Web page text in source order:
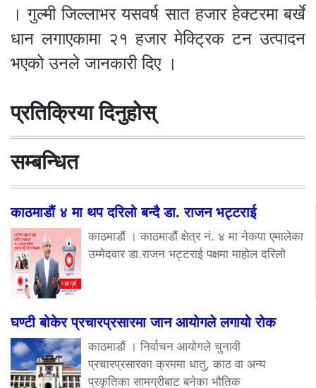
। गुल्मी जिल्लाभर यसवर्ष सात हजार हेक्टरमा बर्खे
धान लगाएकामा २१ हजार मेक्ट्रिक टन उत्पादन
भएको उनले जानकारी दिए ।
प्रतिक्रिया दिनुहोस्
सम्बन्धित
काठमाडौं ४ मा थप दरिलो बन्दै डा. राजन भट्टराई
काठमाडौं । काठमाडौं क्षेत्र नं. ४ मा नेकपा एमालेका
उम्मेदवार डा.राजन भट्टराई पक्षमा माहोल दरिलो
घण्टी बोकेर प्रचारप्रसारमा जान आयोगले लगायो रोक
काठमाडौं । निर्वाचन आयोगले चुनावी
प्रचारप्रसारका क्रममा धातु, काठ वा अन्य
प्रकृतिका सामग्रीबाट बनेका भौतिक